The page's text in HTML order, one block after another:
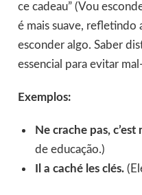
ce cadeau” (Vou
é mais suave, refletindo
esconder algo. Saber
essencial para evitar
Exemplos:
Ne crache pas, c’est
de educação.)
Il a caché les clés.